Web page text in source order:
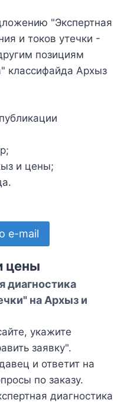
"Экспертная
и токов утечки -
позициям
классифайда Архыз
и цены;
e-mail
цены
диагностика
на Архыз и
укажите
заявку".
и ответит на
по заказу.
диагностика